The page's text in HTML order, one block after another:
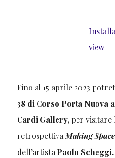
view
Fino al 15 aprile 2023
38 di Corso Porta Nuova
Cardi Gallery,per visitare
retrospettiva Making
dell’artista Paolo Scheggi.